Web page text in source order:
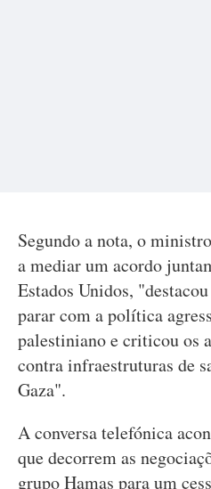
Segundo a nota, o
a mediar um acordo
Estados Unidos,
parar com a política
palestiniano e criticou os
contra infraestruturas de
Gaza".
A conversa telefónica
que decorrem as
grupo Hamas para um